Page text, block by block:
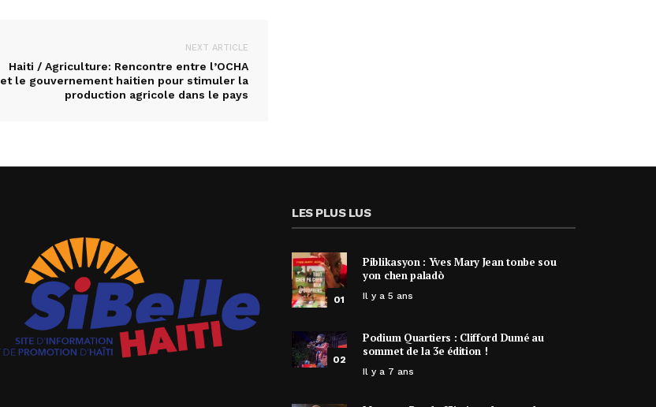
NEXT ARTICLE
Haiti / Agriculture: Rencontre entre l’OCHA
et le gouvernement haitien pour stimuler la
production agricole dans le pays
LES PLUS LUS
01
Piblikasyon : Yves Mary Jean tonbe sou
yon chen paladò
Il y a 5 ans
02
Podium Quartiers : Clifford Dumé au
sommet de la 3e édition !
Il y a 7 ans